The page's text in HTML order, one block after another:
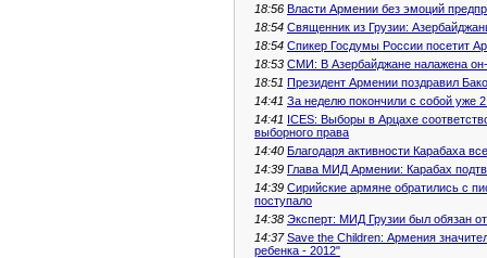
18:56 Власти Армении без эмоций
18:54 Священник из Грузии:
18:54 Спикер Госдумы России посетит
18:53 СМИ: В Азербайджане налажена
18:51 Президент Армении поздравил
14:41 За неделю покончили с собой уже
14:41 ICES: Выборы в Арцахе
выборного права
14:40 Благодаря активности Карабаха
14:39 Глава МИД Армении: Карабах
14:39 Сирийские армяне обратились с
поступало
14:38 Эксперт: МИД Грузии был обязан
14:37 Save the Children: Армения
ребенка - 2012"